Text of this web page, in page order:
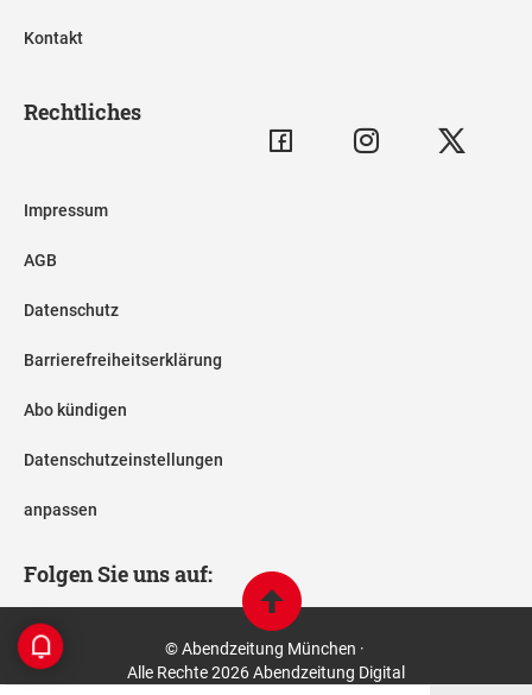
Kontakt
Rechtliches
Impressum
AGB
Datenschutz
Barrierefreiheitserklärung
Abo kündigen
Datenschutzeinstellungen
anpassen
Folgen Sie uns auf:
© Abendzeitung München ·
Alle Rechte 2026 Abendzeitung Digital